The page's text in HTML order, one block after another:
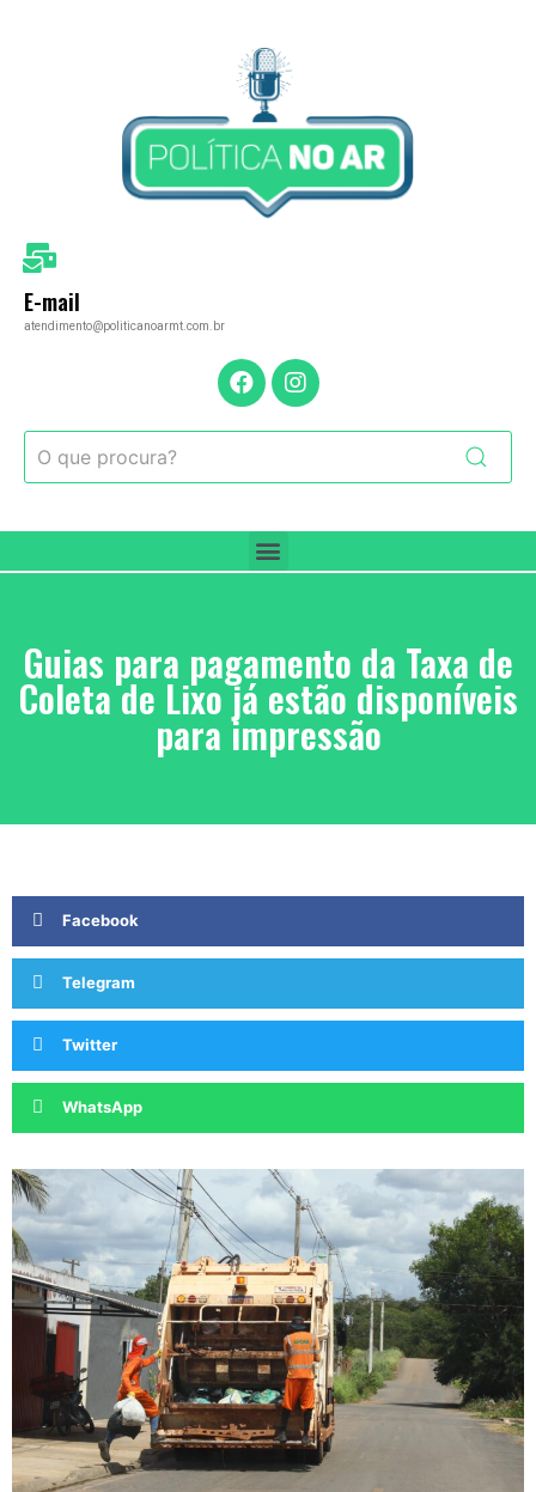
E-mail
atendimento@politicanoarmt.com.br
Guias para pagamento da Taxa de
Coleta de Lixo já estão disponíveis
para impressão
Facebook
Telegram
Twitter
WhatsApp